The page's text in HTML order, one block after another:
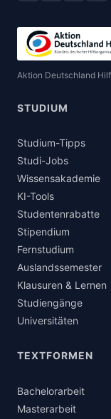
Aktion Deutschland
STUDIUM
Studium-Tipps
Studi-Jobs
Wissensakademie
KI-Tools
Studentenrabatte
Stipendium
Fernstudium
Auslandssemester
Klausuren & Lernen
Studiengänge
Universitäten
TEXTFORMEN
Bachelorarbeit
Masterarbeit